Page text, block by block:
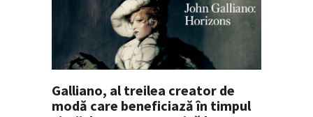
Galliano, al treilea creator de
modă care beneficiază în timpul